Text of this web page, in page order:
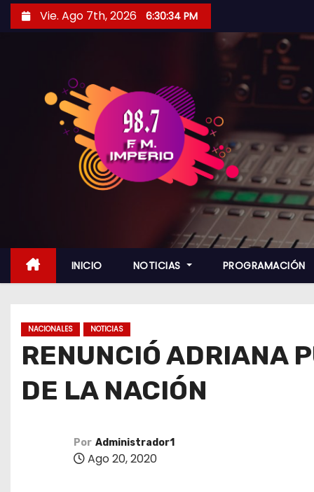
i
Vie. Ago 7th, 2026 6:30:36 PM
INICIO NOTICIAS PROGRAMACIÓN
NACIONALES NOTICIAS
RENUNCIÓ ADRIANA
DE LA NACIÓN
Por Administrador1
Ago 20, 2020